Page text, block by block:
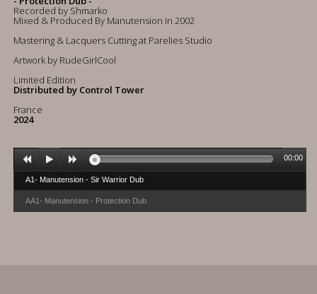
Recorded by Shmarko
Mixed & Produced By Manutension in 2002
Mastering & Lacquers Cutting at Parelies Studio
Artwork by RudeGirlCool
Limited Edition
Distributed by Control Tower
France
2024
A1- Manutension - Sir Warrior Dub
AA1- Manutension - Protection Dub
00:00